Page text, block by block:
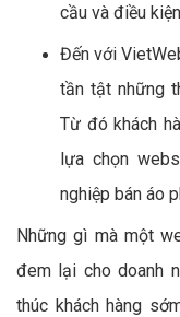
cầu và điều
Đến với
tần tật những
Từ đó khách
lựa chọn
nghiệp bán áo
Những gì mà một
đem lại cho doanh
thúc khách hàng